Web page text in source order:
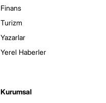
Finans
Turizm
Yazarlar
Yerel Haberler
Kurumsal